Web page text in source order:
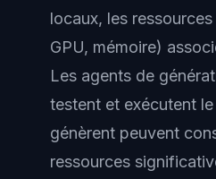
locaux, les
GPU, mémoire)
Les agents de
testent et exécutent
génèrent peuvent
ressources